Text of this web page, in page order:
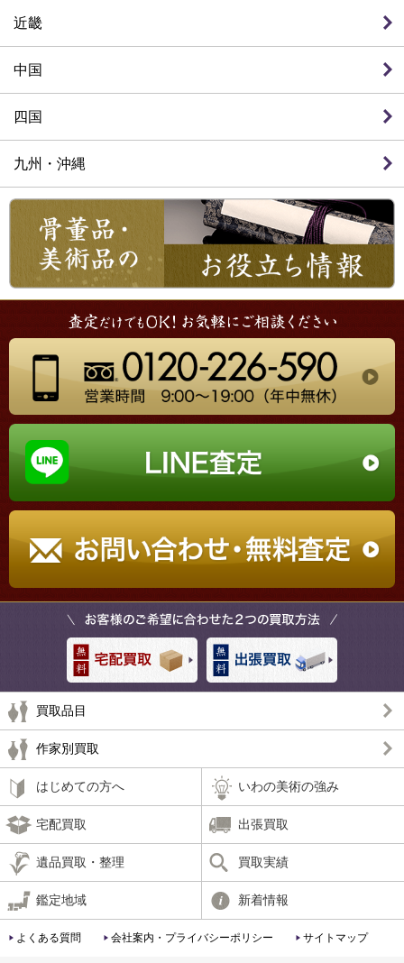
近畿
中国
四国
九州・沖縄
買取品目
作家別買取
はじめての方へ いわの美術の強み
宅配買取 出張買取
遺品買取・整理 買取実績
鑑定地域 新着情報
よくある質問 会社案内・プライバシーポリシー サイトマップ